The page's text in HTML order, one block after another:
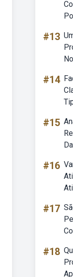
#13
#14
#15
#16
#17
#18